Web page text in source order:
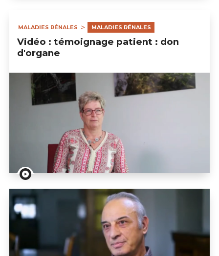
MALADIES RÉNALES MALADIES RÉNALES
Vidéo : témoignage patient : don
d'organe
Vidéo : témoignage patient : don d'organe